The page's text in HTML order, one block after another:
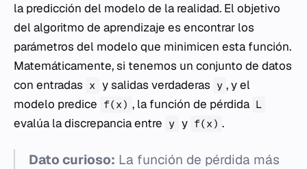
la predicción del modelo de la realidad. El objetivo
del algoritmo de aprendizaje es encontrar los
parámetros del modelo que minimicen esta función.
Matemáticamente, si tenemos un conjunto de datos
con entradas x y salidas verdaderas y , y el
modelo predice f(x) , la función de pérdida L
evalúa la discrepancia entre y y f(x) .
Dato curioso: La función de pérdida más